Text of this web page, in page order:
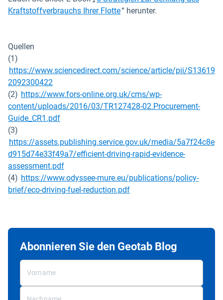
Kraftstoffverbrauchs Ihrer Flotte“ herunter.
Quellen
(1)
https://www.sciencedirect.com/science/article/pii/S13619
2092300422
(2) https://www.fors-online.org.uk/cms/wp-
content/uploads/2016/03/TR127428-02.Procurement-
Guide_CR1.pdfIn neuem Fenster öffnen
(3)
https://assets.publishing.service.gov.uk/media/5a7f24c8e
d915d74e33f49a7/efficient-driving-rapid-evidence-
assessment.pdfIn neuem Fenster öffnen
(4) https://www.odyssee-mure.eu/publications/policy-
brief/eco-driving-fuel-reduction.pdfIn neuem Fenster öffnen
Abonnieren Sie den Geotab Blog